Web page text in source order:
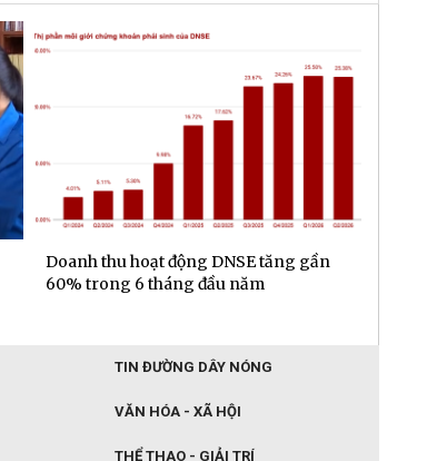
Doanh thu hoạt động DNSE tăng gần
60% trong 6 tháng đầu năm
TIN ĐƯỜNG DÂY NÓNG
VĂN HÓA - XÃ HỘI
THỂ THAO - GIẢI TRÍ